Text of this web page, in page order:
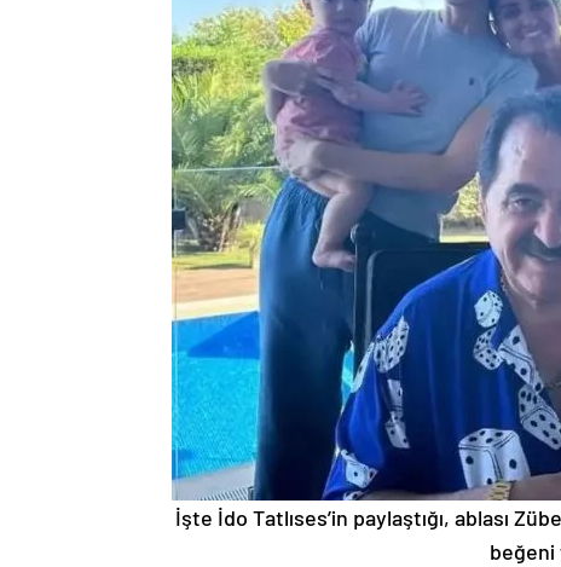
İşte İdo Tatlıses’in paylaştığı, ablası
beğeni